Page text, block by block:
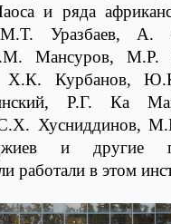
и ряда
М.Т. Уразбаев,
Мансуров, М.Р.
Х.К. Курбанов,
Р.Г. Ка
Хусниддинов,
и другие
работали в этом